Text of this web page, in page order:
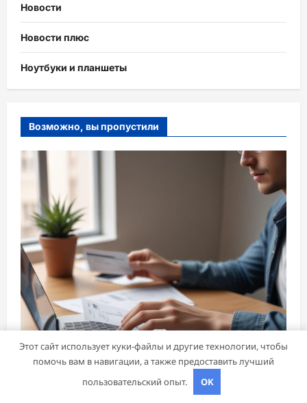
Новости
Новости плюс
Ноутбуки и планшеты
Возможно, вы пропустили
Этот сайт использует куки-файлы и другие технологии, чтобы
помочь вам в навигации, а также предоставить лучший
пользовательский опыт.
OK